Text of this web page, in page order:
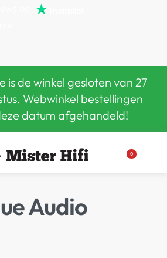
is de winkel gesloten van 27
Webwinkel bestellingen
datum afgehandeld!
0
Audio